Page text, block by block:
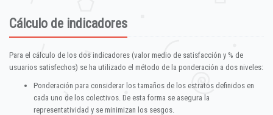
Cálculo de indicadores
Para el cálculo de los dos indicadores (valor medio de satisfacción y % de
usuarios satisfechos) se ha utilizado el método de la ponderación a dos niveles:
Ponderación para considerar los tamaños de los estratos definidos en
cada uno de los colectivos. De esta forma se asegura la
representatividad y se minimizan los sesgos.